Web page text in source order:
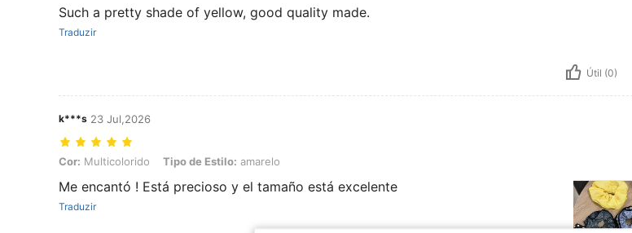
Such a pretty shade of yellow, good quality made.
Traduzir
Útil (0)
k***s 23 Jul,2026
Cor: Multicolorido, Tipo de Estilo: amarelo
Cor: Multicolorido Tipo de Estilo: amarelo
Me encantó ! Está precioso y el tamaño está excelente
Traduzir